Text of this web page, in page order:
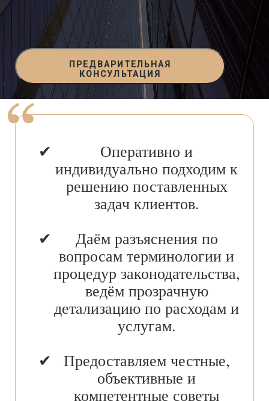
ПРЕДВАРИТЕЛЬНАЯ
КОНСУЛЬТАЦИЯ
Оперативно и
индивидуально подходим к
решению поставленных
задач клиентов.
Даём разъяснения по
вопросам терминологии и
процедур законодательства,
ведём прозрачную
детализацию по расходам и
услугам.
Предоставляем честные,
объективные и
компетентные советы